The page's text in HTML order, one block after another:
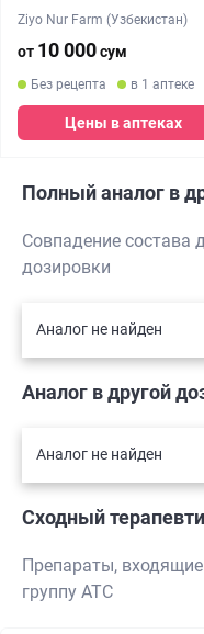
Ziyo Nur Farm (Узбекистан)
от 10 000сум
Без рецепта в 1 аптеке
Цены в аптеках
Полный аналог в
Совпадение состава
дозировки
Аналог не найден
Аналог в другой
Аналог не найден
Сходный
Препараты,
группу АТС